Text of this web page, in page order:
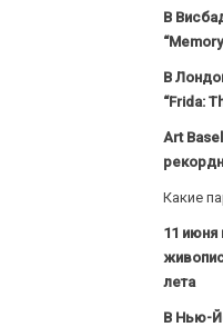
В
В
“Frida:
Art
Какие
11
лета
В Нью-